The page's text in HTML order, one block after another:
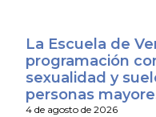
La Escuela de
programación
sexualidad y
personas
4 de agosto de 2026